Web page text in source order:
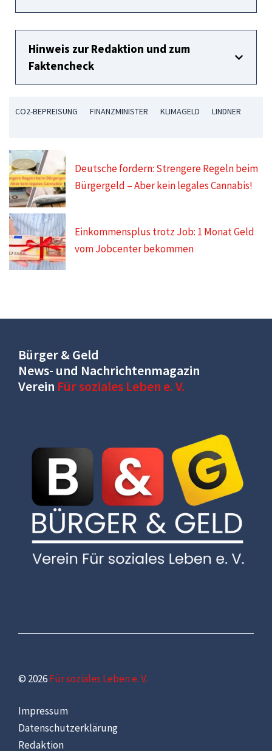
Hinweis zur Redaktion und zum
Faktencheck
CO2-BEPREISUNG FINANZMINISTER KLIMAGELD LINDNER
Deutsche fordern: Strengere Regeln beim
Bürgergeld – Aber kein legales Cannabis!
Einkommensplus trotz Job: 1 Monat Geld
vom Jobcenter bekommen
Bürger & Geld
News- und Nachrichtenmagazin
Verein Für soziales Leben e. V.
© 2026Für soziales Leben e. V.
Impressum
Datenschutzerklärung
Redaktion